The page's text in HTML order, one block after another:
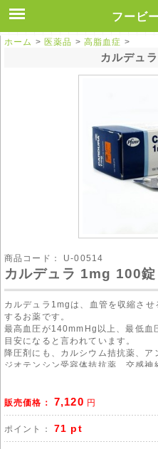
フービ
ホーム > 医薬品 > 高脂血症 >
カルデュ
商品コード： U-00514
カルデュラ 1mg 100錠
カルデュラ1mgは、血管を収縮さ
するお薬です。
最高血圧が140mmHg以上、最低血
目安になると言われています。
降圧剤にも、カルシウム拮抗薬、
ジオテンシン受容体拮抗薬、交感
末梢の血管に働きかけることが出来
有効成分ドキサゾシンメシル酸塩
る、中枢と平滑筋に働きかけます。
中枢に働きかけることにより、腸
販売価格： 7,120 円
ポイント： 71 pt